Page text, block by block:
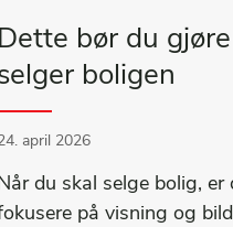
Dette bør du
boligen
april 2026
du skal selge bolig, er
på visning og